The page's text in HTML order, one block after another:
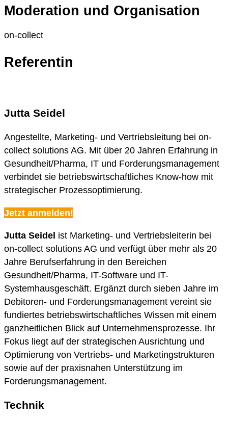
Moderation und Organisation
on-collect
Referentin
Jutta Seidel
Angestellte, Marketing- und Vertriebsleitung bei on-
collect solutions AG. Mit über 20 Jahren Erfahrung in
Gesundheit/Pharma, IT und Forderungsmanagement
verbindet sie betriebswirtschaftliches Know-how mit
strategischer Prozessoptimierung.
Jetzt anmelden!
Jutta Seidel ist Marketing- und Vertriebsleiterin bei
on-collect solutions AG und verfügt über mehr als 20
Jahre Berufserfahrung in den Bereichen
Gesundheit/Pharma, IT-Software und IT-
Systemhausgeschäft. Ergänzt durch sieben Jahre im
Debitoren- und Forderungsmanagement vereint sie
fundiertes betriebswirtschaftliches Wissen mit einem
ganzheitlichen Blick auf Unternehmensprozesse. Ihr
Fokus liegt auf der strategischen Ausrichtung und
Optimierung von Vertriebs- und Marketingstrukturen
sowie auf der praxisnahen Unterstützung im
Forderungsmanagement.
Technik